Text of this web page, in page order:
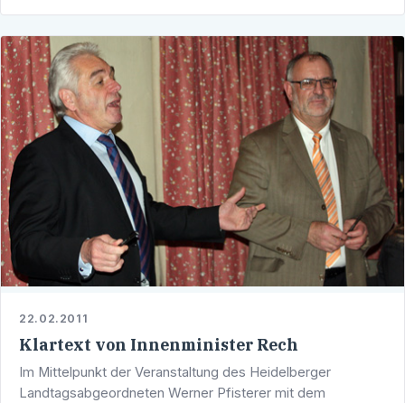
22.02.2011
Klartext von Innenminister Rech
Im Mittelpunkt der Veranstaltung des Heidelberger
Landtagsabgeordneten Werner Pfisterer mit dem